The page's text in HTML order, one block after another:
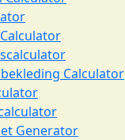
Calculator
Generator